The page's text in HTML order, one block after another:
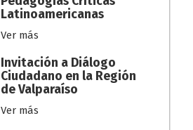
Latinoamericanas
Ver más
Invitación a Diálogo
Ciudadano en la Región
de Valparaíso
Ver más